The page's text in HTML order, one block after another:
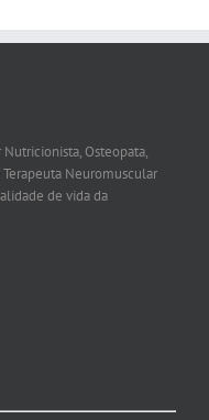
Osteopata,
Neuromuscular
de vida da